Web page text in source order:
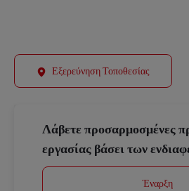
Εξερεύνηση Τοποθεσίας
Λάβετε προσαρμοσμένες
εργασίας βάσει των
Έναρξη